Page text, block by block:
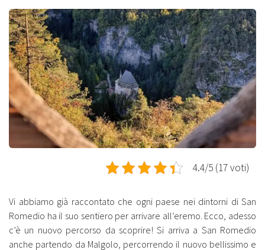
4.4/5 (17 voti)
Vi abbiamo già raccontato che ogni paese nei dintorni di San
Romedio ha il suo sentiero per arrivare all’eremo. Ecco, adesso
c’è un nuovo percorso da scoprire! Si arriva a San Romedio
anche partendo da Malgolo, percorrendo il nuovo bellissimo e